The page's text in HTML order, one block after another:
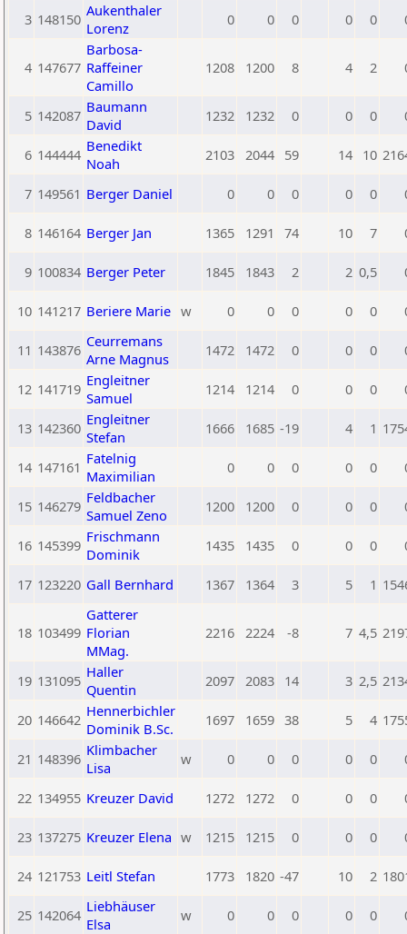
3 148150 Aukenthaler
Lorenz
0 0 0 0 0
4 147677
Barbosa-
Raffeiner
Camillo
1208 1200 8 4 2
5 142087 Baumann
David
1232 1232 0 0 0
6 144444 Benedikt
Noah
2103 2044 59 14 10
7 149561 Berger Daniel 0 0 0 0 0
8 146164 Berger Jan 1365 1291 74 10 7
9 100834 Berger Peter 1845 1843 2 2 0,5
10 141217 Beriere Marie w 0 0 0 0 0
11 143876 Ceurremans
Arne Magnus
1472 1472 0 0 0
12 141719 Engleitner
Samuel
1214 1214 0 0 0
13 142360 Engleitner
Stefan
1666 1685 -19 4 1
14 147161 Fatelnig
Maximilian
0 0 0 0 0
15 146279 Feldbacher
Samuel Zeno
1200 1200 0 0 0
16 145399 Frischmann
Dominik
1435 1435 0 0 0
17 123220 Gall Bernhard 1367 1364 3 5 1
18 103499
Gatterer
Florian
MMag.
2216 2224 -8 7 4,5
19 131095 Haller
Quentin
2097 2083 14 3 2,5
20 146642 Hennerbichler
Dominik B.Sc.
1697 1659 38 5 4
21 148396 Klimbacher
Lisa
w 0 0 0 0 0
22 134955 Kreuzer David 1272 1272 0 0 0
23 137275 Kreuzer Elena w 1215 1215 0 0 0
24 121753 Leitl Stefan 1773 1820 -47 10 2
25 142064 Liebhäuser
Elsa
w 0 0 0 0 0